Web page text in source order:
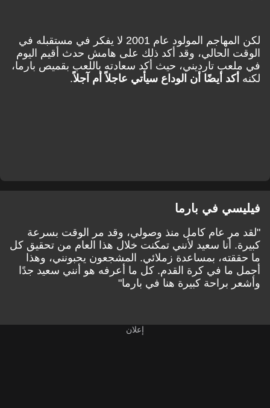
لكن المهاجم المولود عام 2001 لا يفكر في مستقبله في
الوقت الحالي، وقد أكد ذلك على هامش حدث أقيم اليوم
في ملعب تارديني، حيث أكد سعادته باللعب بقميص بارما،
لكنه أكد أيضًا أن الوداع سيأتي عاجلاً أم آجلاً.
فيليسي في بارما
"لقد مر عام كامل منذ وصولي، وقد مر الوقت بسرعة
كبيرة. أنا سعيد لأنني تمكنت خلال هذا العام من تحقيق كل
ما حققته، بمساعدة زملائي. المشجعون يحبونني، وهذا
أجمل ما في كرة القدم. كل ما أعرفه هو أنني سعيد جدًا
وأشعر براحة كبيرة هنا في بارما"
إعلان